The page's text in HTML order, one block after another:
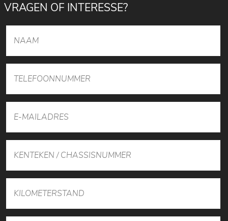
VRAGEN OF INTERESSE?